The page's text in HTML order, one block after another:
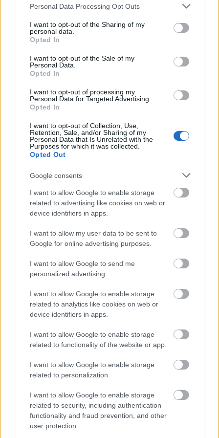
Please note that this website/app uses one or more Google
not limited to your visit or usage behaviour. You may click to
grant or deny consent to Google and its third-party tags to
use your data for below specified purposes in below Google
consent section.
Personal Data Processing Opt Outs
I want to opt-out of the Sharing of my
personal data.
Opted In
I want to opt-out of the Sale of my
Personal Data.
Opted In
I want to opt-out of processing my
Personal Data for Targeted Advertising.
Opted In
I want to opt-out of Collection, Use,
Retention, Sale, and/or Sharing of my
Personal Data that Is Unrelated with the
Purposes for which it was collected.
Opted Out
Google consents
I want to allow Google to enable storage
related to advertising like cookies on web or
device identifiers in apps.
I want to allow my user data to be sent to
Google for online advertising purposes.
I want to allow Google to send me
personalized advertising.
I want to allow Google to enable storage
related to analytics like cookies on web or
device identifiers in apps.
I want to allow Google to enable storage
related to functionality of the website or app.
I want to allow Google to enable storage
related to personalization.
I want to allow Google to enable storage
related to security, including authentication
functionality and fraud prevention, and other
user protection.
Donald Trump amerikai elnök közölte, hogy
az Egyesült Államok "ma este rendkívül
keményen" le fog csapni Iránra.
A közösségi médiában közzétett
bejegyzésében azt írta, hogy
Washington a "nem túl távoli jövőben
teljes ellenőrzést " gyakorol Irán olaj- és
gázipara felett, beleértve a
kulcsfontosságú Hárg szigetet is".
A bejegyzés azt követően jelent meg, hogy az
Egyesült Államok és Irán a tűzszünet ellenére
második napja folytatta a támadásokat.
A legutóbbi amerikai támadások Iránban
intenzívebbnek és kiterjedtebbnek tűntek,
mint az előző nap.
Irán alig adott ki információt a károk
mértékéről, és közölte, hogy - az előző naphoz